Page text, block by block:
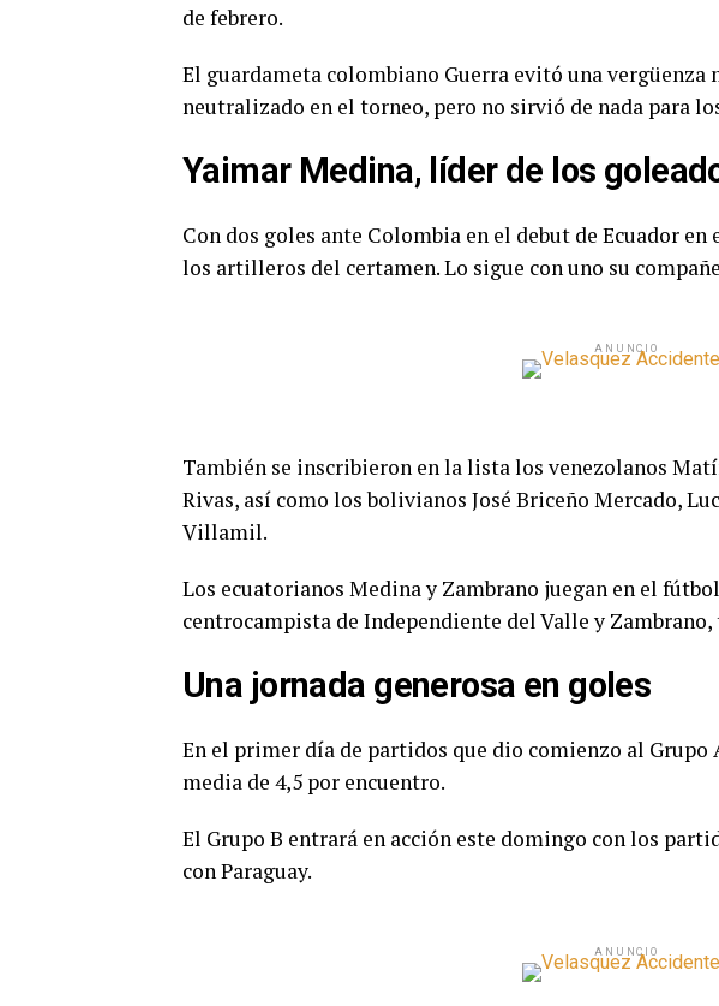
de febrero.
El guardameta colombiano Guerra evitó una
neutralizado en el torneo, pero no sirvió de nada para
Yaimar Medina, líder de los
Con dos goles ante Colombia en el debut de Ecuador
los artilleros del certamen. Lo sigue con uno su
ANUNCIO
También se inscribieron en la lista los venezolanos
Rivas, así como los bolivianos José Briceño Mercado,
Villamil.
Los ecuatorianos Medina y Zambrano juegan en el
centrocampista de Independiente del Valle y Zambrano,
Una jornada generosa en goles
En el primer día de partidos que dio comienzo al Grupo
media de 4,5 por encuentro.
El Grupo B entrará en acción este domingo con los
con Paraguay.
ANUNCIO